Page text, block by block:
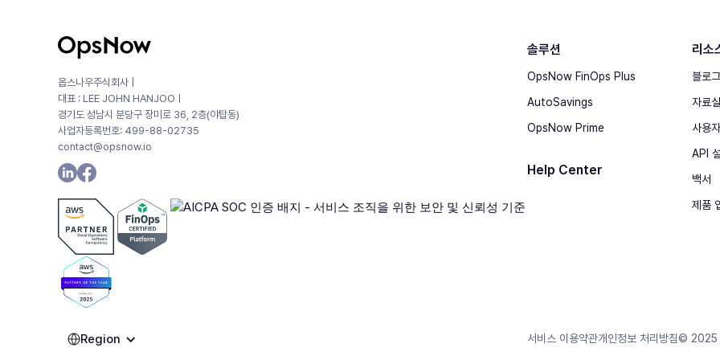
옵스나우주식회사 |
대표 : LEE JOHN HANJOOㅣ
경기도 성남시 분당구 장미로 36, 2층(야탑동)
사업자등록번호: 499-88-02735
contact@opsnow.io
솔루션
OpsNow FinOps Plus
AutoSavings
OpsNow Prime
Help Center
리소
블로
자료
사용
API
백서
제품
서비스 이용약관개인정보 처리방침© 2025
Region